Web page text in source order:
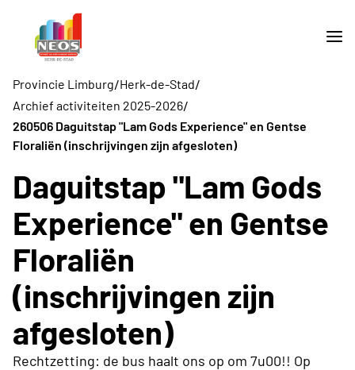
Provincie Limburg/Herk-de-Stad/
Archief activiteiten 2025-2026/
260506 Daguitstap "Lam Gods Experience" en Gentse
Floraliën (inschrijvingen zijn afgesloten)
Daguitstap "Lam Gods
Experience" en Gentse
Floraliën
(inschrijvingen zijn
afgesloten)
Rechtzetting: de bus haalt ons op om 7u00!! Op